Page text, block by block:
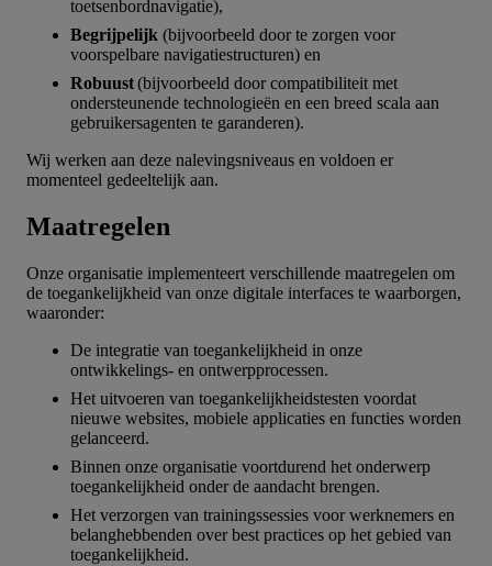
toetsenbordnavigatie),
Begrijpelijk (bijvoorbeeld door te zorgen voor
voorspelbare navigatiestructuren) en
Robuust(bijvoorbeeld door compatibiliteit met
ondersteunende technologieën en een breed scala aan
gebruikersagenten te garanderen).
Wij werken aan deze nalevingsniveaus en voldoen er
momenteel gedeeltelijk aan.
Maatregelen
Onze organisatie implementeert verschillende maatregelen om
de toegankelijkheid van onze digitale interfaces te waarborgen,
waaronder:
De integratie van toegankelijkheid in onze
ontwikkelings- en ontwerpprocessen.
Het uitvoeren van toegankelijkheidstesten voordat
nieuwe websites, mobiele applicaties en functies worden
gelanceerd.
Binnen onze organisatie voortdurend het onderwerp
toegankelijkheid onder de aandacht brengen.
Het verzorgen van trainingssessies voor werknemers en
belanghebbenden over best practices op het gebied van
toegankelijkheid.